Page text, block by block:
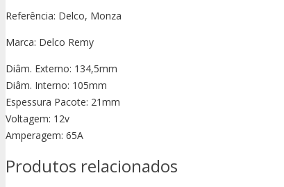
Referência: Delco, Monza
Marca: Delco Remy
Diâm. Externo: 134,5mm
Diâm. Interno: 105mm
Espessura Pacote: 21mm
Voltagem: 12v
Amperagem: 65A
Produtos relacionados